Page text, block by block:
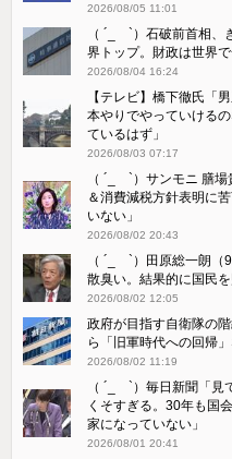
2026/08/05 11:01
（ ´_ゝ`）石破前首相
界トップ。財政は世界で
2026/08/04 16:24
【テレビ】橋下徹氏「
本やりでやっていける
ているはず」
2026/08/03 07:17
（ ´_ゝ`）サンモニ 膳
＆消費減税方針表明に
いない」
2026/08/02 20:43
（ ´_ゝ`）田原総一朗
散臭い。結果的に国民
2026/08/02 12:05
政府が目指す自衛隊の
ら「旧軍時代への回帰
2026/08/02 11:19
（ ´_ゝ`）毎日新聞「
くそすぎる。30年も国
家になっていない」
2026/08/01 20:41